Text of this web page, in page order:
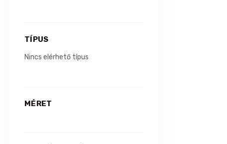
Cat's Way
TÍPUS
Nincs elérhető típus
MÉRET